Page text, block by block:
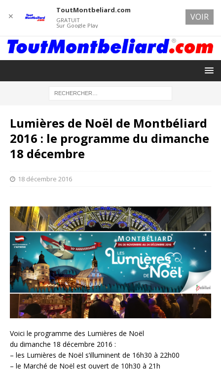
Lumières de Noël de Montbéliard
2016 : le programme du dimanche
18 décembre
18 décembre 2016
Voici le programme des Lumières de Noël
du dimanche 18 décembre 2016 :
– les Lumières de Noël s’illuminent de 16h30 à 22h00
– le Marché de Noël est ouvert de 10h30 à 21h
✕
ToutMontbeliard.com
GRATUIT
Sur Google Play
VOIR